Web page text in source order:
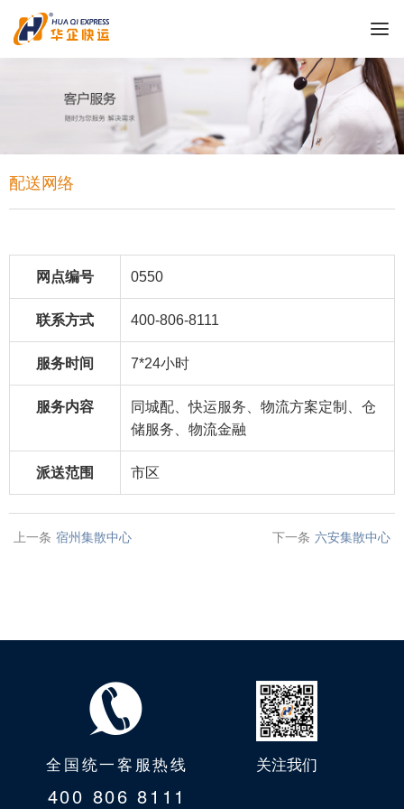
配送网络
网点编号 0550
联系方式 400-806-8111
服务时间 7*24小时
服务内容
同城配、快运服务、物流方案定制、仓
储服务、物流金融
派送范围 市区
上一条 宿州集散中心 下一条 六安集散中心
全国统一客服热线
400 806 8111
关注我们